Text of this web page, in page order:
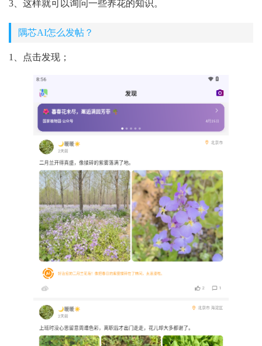
3、这样就可以询问一些养花的知识。
隅芯AI怎么发帖？
1、点击发现；